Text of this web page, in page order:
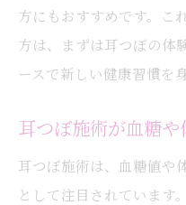
耳つぼでスト
大阪で耳つぼを使
耳つぼが大阪
耳つぼ施術で毎
化
方にもおすすめです。こ
方は、まずは耳つぼの体
ースで新しい健康習慣を
耳つぼ施術が血糖
耳つぼ施術は、血糖値や
として注目されています